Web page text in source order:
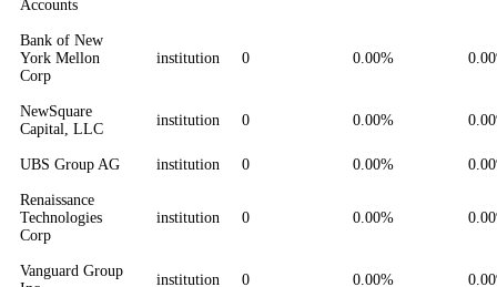
Accounts
Bank of New
York Mellon
Corp
institution 0 0.00%
NewSquare
Capital, LLC
institution 0 0.00%
UBS Group AG institution 0 0.00%
Renaissance
Technologies
Corp
institution 0 0.00%
Vanguard Group
institution 0 0.00%